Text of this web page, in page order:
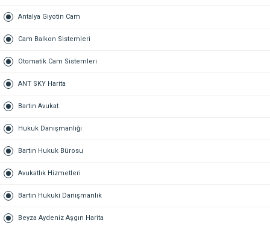
Antalya Giyotin Cam
Cam Balkon Sistemleri
Otomatik Cam Sistemleri
ANT SKY Harita
Bartın Avukat
Hukuk Danışmanlığı
Bartın Hukuk Bürosu
Avukatlık Hizmetleri
Bartın Hukuki Danışmanlık
Beyza Aydeniz Aşgın Harita